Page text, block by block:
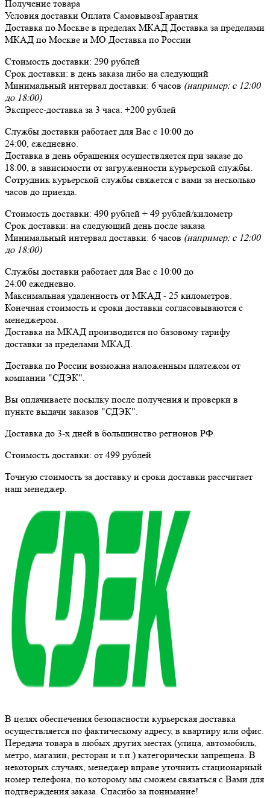
Получение товара
Условия доставки Оплата СамовывозГарантия
Доставка по Москве в пределах МКАД Доставка за пределами
МКАД по Москве и МО Доставка по России
Стоимость доставки: 290 рублей
Срок доставки: в день заказа либо на следующий
Минимальный интервал доставки: 6 часов (например: с 12:00
до 18:00)
Экспресс-доставка за 3 часа: +200 рублей
Службы доставки работает для Вас с 10:00 до
24:00, ежедневно.
Доставка в день обращения осуществляется при заказе до
18:00, в зависимости от загруженности курьерской службы.
Сотрудник курьерской службы свяжется с вами за несколько
часов до приезда.
Стоимость доставки: 490 рублей + 49 рублей/километр
Срок доставки: на следующий день после заказа
Минимальный интервал доставки: 6 часов (например: с 12:00
до 18:00)
Службы доставки работает для Вас с 10:00 до
24:00 ежедневно.
Максимальная удаленность от МКАД - 25 километров.
Конечная стоимость и сроки доставки согласовываются с
менеджером.
Доставка на МКАД производится по базовому тарифу
доставки за пределами МКАД.
Доставка по России возможна наложенным платежом от
компании "СДЭК".
Вы оплачиваете посылку после получения и проверки в
пункте выдачи заказов "СДЭК".
Доставка до 3-х дней в большинство регионов РФ.
Стоимость доставки: от 499 рублей
Точную стоимость за доставку и сроки доставки рассчитает
наш менеджер.
В целях обеспечения безопасности курьерская доставка
осуществляется по фактическому адресу, в квартиру или офис.
Передача товара в любых других местах (улица, автомобиль,
метро, магазин, ресторан и т.п.) категорически запрещена. В
некоторых случаях, менеджер вправе уточнить стационарный
номер телефона, по которому мы сможем связаться с Вами для
подтверждения заказа. Спасибо за понимание!